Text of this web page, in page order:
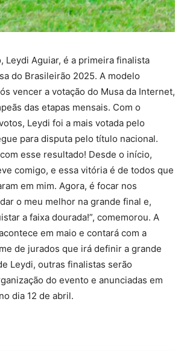
Leydi Aguiar, é a primeira finalista
do Brasileirão 2025. A modelo
vencer a votação do Musa da Internet,
das etapas mensais. Com o
Leydi foi a mais votada pelo
para disputa pelo título nacional.
esse resultado! Desde o início,
comigo, e essa vitória é de todos que
em mim. Agora, é focar nos
o meu melhor na grande final e,
a faixa dourada!”, comemorou. A
em maio e contará com a
de jurados que irá definir a grande
Leydi, outras finalistas serão
do evento e anunciadas em
dia 12 de abril.